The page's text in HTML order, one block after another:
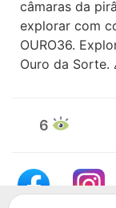
câmaras da
explorar com
OURO36.
Ouro da Sorte.
6